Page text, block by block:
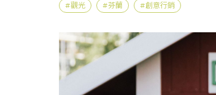
觀光 芬蘭 創意行銷